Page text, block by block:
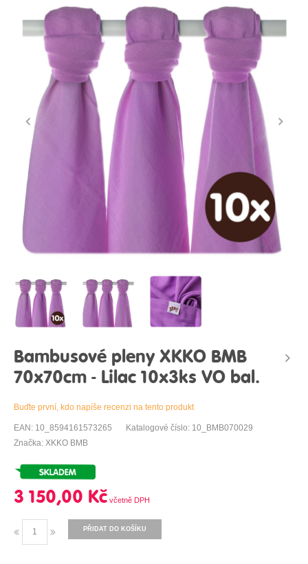
Bambusové pleny XKKO BMB
70x70cm - Lilac 10x3ks VO bal.
Buďte první, kdo napíše recenzi na tento produkt
EAN: 10_8594161573265
Katalogové číslo: 10_BMB070029
Značka: XKKO BMB
3 150,00 Kč
PŘIDAT DO KOŠÍKU